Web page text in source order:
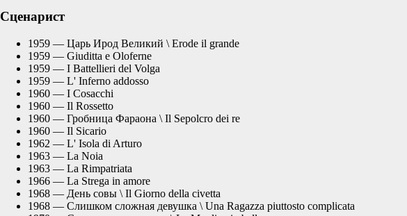
Сценарист
1959 — Царь Ирод Великий \ Erode il grande
1959 — Giuditta e Oloferne
1959 — I Battellieri del Volga
1959 — L' Inferno addosso
1960 — I Cosacchi
1960 — Il Rossetto
1960 — Гробница Фараона \ Il Sepolcro dei re
1960 — Il Sicario
1962 — L' Isola di Arturo
1963 — La Noia
1963 — La Rimpatriata
1966 — La Strega in amore
1968 — День совы \ Il Giorno della civetta
1968 — Слишком сложная девушка \ Una Ragazza piuttosto complicata